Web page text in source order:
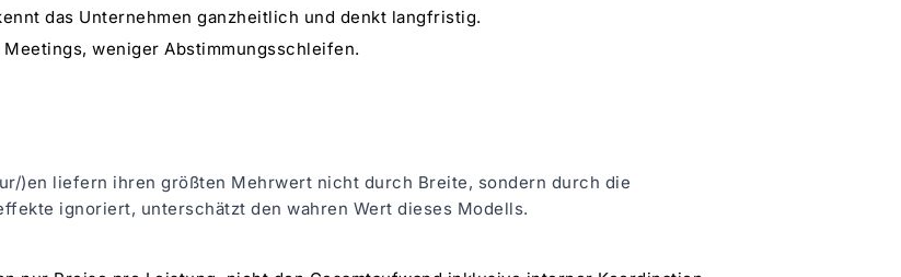
das Unternehmen ganzheitlich und denkt langfristig.
Meetings, weniger Abstimmungsschleifen.
)en liefern ihren größten Mehrwert nicht durch Breite, sondern durch die
ignoriert, unterschätzt den wahren Wert dieses Modells.